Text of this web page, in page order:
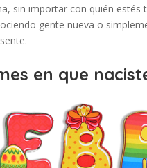
sin importar con quién
gente nueva o
en que